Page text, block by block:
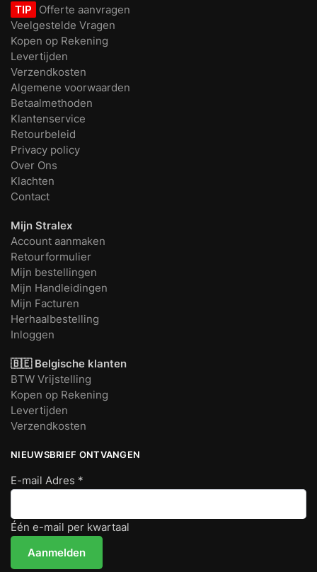
TIP
Offerte aanvragen
Veelgestelde Vragen
Kopen op Rekening
Levertijden
Verzendkosten
Algemene voorwaarden
Betaalmethoden
Klantenservice
Retourbeleid
Privacy policy
Over Ons
Klachten
Contact
Mijn Stralex
Account aanmaken
Retourformulier
Mijn bestellingen
Mijn Handleidingen
Mijn Facturen
Herhaalbestelling
Inloggen
🇧🇪 Belgische klanten
BTW Vrijstelling
Kopen op Rekening
Levertijden
Verzendkosten
NIEUWSBRIEF ONTVANGEN
E-mail Adres *
Één e-mail per kwartaal